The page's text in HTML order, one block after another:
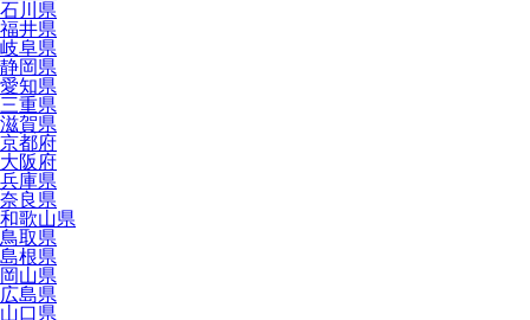
石川県
福井県
岐阜県
静岡県
愛知県
三重県
滋賀県
京都府
大阪府
兵庫県
奈良県
和歌山県
鳥取県
島根県
岡山県
広島県
山口県